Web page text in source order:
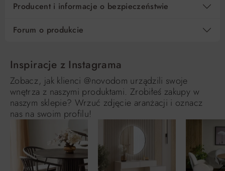
Producent i informacje o bezpieczeństwie
Forum o produkcie
Inspiracje z Instagrama
Zobacz, jak klienci @novodom urządzili swoje
wnętrza z naszymi produktami. Zrobiłeś zakupy w
naszym sklepie? Wrzuć zdjęcie aranżacji i oznacz
nas na swoim profilu!